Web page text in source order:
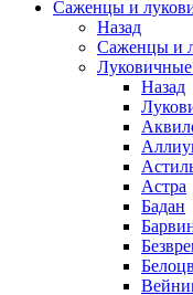
Саженцы и
Назад
Саженцы и
Назад
Астра
Бадан